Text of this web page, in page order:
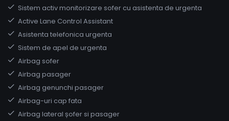
Sistem activ monitorizare sofer cu asistenta de urgenta
Active Lane Control Assistant
Asistenta telefonica urgenta
Sistem de apel de urgenta
Airbag sofer
Airbag pasager
Airbag genunchi pasager
Airbag-uri cap fata
Airbag lateral șofer si pasager